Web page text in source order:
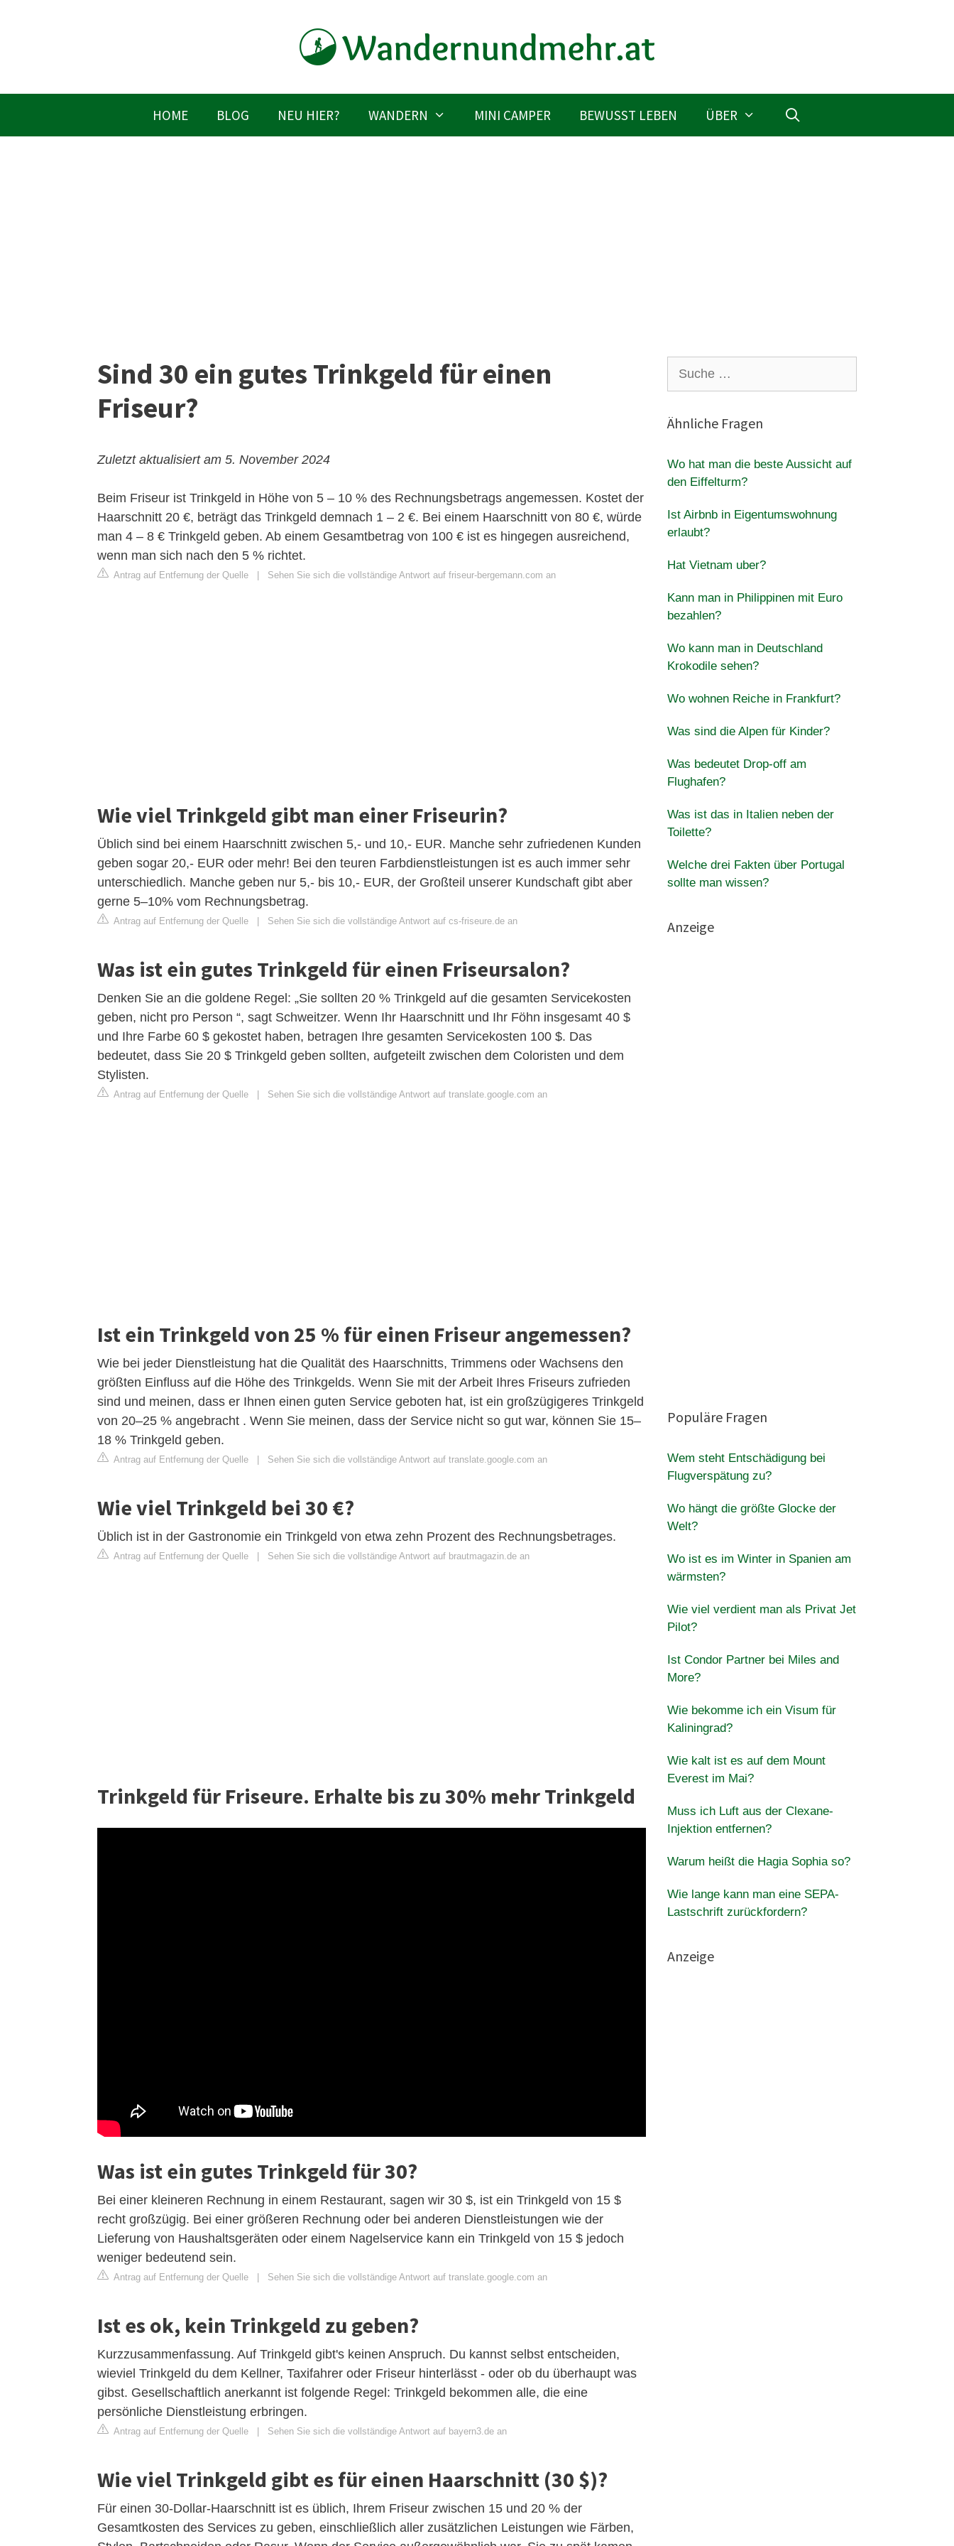
HOME BLOG NEU HIER? WANDERN MINI CAMPER BEWUSST LEBEN ÜBER
Sind 30 ein gutes Trinkgeld für einen
Friseur?
Zuletzt aktualisiert am 5. November 2024
Beim Friseur ist Trinkgeld in Höhe von 5 – 10 % des Rechnungsbetrags angemessen. Kostet der
Haarschnitt 20 €, beträgt das Trinkgeld demnach 1 – 2 €. Bei einem Haarschnitt von 80 €, würde
man 4 – 8 € Trinkgeld geben. Ab einem Gesamtbetrag von 100 € ist es hingegen ausreichend,
wenn man sich nach den 5 % richtet.
Antrag auf Entfernung der Quelle Sehen Sie sich die vollständige Antwort auf friseur-bergemann.com an
Wie viel Trinkgeld gibt man einer Friseurin?
Üblich sind bei einem Haarschnitt zwischen 5,- und 10,- EUR. Manche sehr zufriedenen Kunden
geben sogar 20,- EUR oder mehr! Bei den teuren Farbdienstleistungen ist es auch immer sehr
unterschiedlich. Manche geben nur 5,- bis 10,- EUR, der Großteil unserer Kundschaft gibt aber
gerne 5–10% vom Rechnungsbetrag.
Antrag auf Entfernung der Quelle Sehen Sie sich die vollständige Antwort auf cs-friseure.de an
Was ist ein gutes Trinkgeld für einen Friseursalon?
Denken Sie an die goldene Regel: „Sie sollten 20 % Trinkgeld auf die gesamten Servicekosten
geben, nicht pro Person “, sagt Schweitzer. Wenn Ihr Haarschnitt und Ihr Föhn insgesamt 40 $
und Ihre Farbe 60 $ gekostet haben, betragen Ihre gesamten Servicekosten 100 $. Das
bedeutet, dass Sie 20 $ Trinkgeld geben sollten, aufgeteilt zwischen dem Coloristen und dem
Stylisten.
Antrag auf Entfernung der Quelle Sehen Sie sich die vollständige Antwort auf translate.google.com an
Ist ein Trinkgeld von 25 % für einen Friseur angemessen?
Wie bei jeder Dienstleistung hat die Qualität des Haarschnitts, Trimmens oder Wachsens den
größten Einfluss auf die Höhe des Trinkgelds. Wenn Sie mit der Arbeit Ihres Friseurs zufrieden
sind und meinen, dass er Ihnen einen guten Service geboten hat, ist ein großzügigeres Trinkgeld
von 20–25 % angebracht . Wenn Sie meinen, dass der Service nicht so gut war, können Sie 15–
18 % Trinkgeld geben.
Antrag auf Entfernung der Quelle Sehen Sie sich die vollständige Antwort auf translate.google.com an
Wie viel Trinkgeld bei 30 €?
Üblich ist in der Gastronomie ein Trinkgeld von etwa zehn Prozent des Rechnungsbetrages.
Antrag auf Entfernung der Quelle Sehen Sie sich die vollständige Antwort auf brautmagazin.de an
Trinkgeld für Friseure. Erhalte bis zu 30% mehr Trinkgeld
Was ist ein gutes Trinkgeld für 30?
Bei einer kleineren Rechnung in einem Restaurant, sagen wir 30 $, ist ein Trinkgeld von 15 $
recht großzügig. Bei einer größeren Rechnung oder bei anderen Dienstleistungen wie der
Lieferung von Haushaltsgeräten oder einem Nagelservice kann ein Trinkgeld von 15 $ jedoch
weniger bedeutend sein.
Antrag auf Entfernung der Quelle | Sehen Sie sich die vollständige Antwort auf translate.google.com an
Ist es ok, kein Trinkgeld zu geben?
Kurzzusammenfassung. Auf Trinkgeld gibt's keinen Anspruch. Du kannst selbst entscheiden,
wieviel Trinkgeld du dem Kellner, Taxifahrer oder Friseur hinterlässt - oder ob du überhaupt was
gibst. Gesellschaftlich anerkannt ist folgende Regel: Trinkgeld bekommen alle, die eine
persönliche Dienstleistung erbringen.
Antrag auf Entfernung der Quelle | Sehen Sie sich die vollständige Antwort auf bayern3.de an
Wie viel Trinkgeld gibt es für einen Haarschnitt (30 $)?
Für einen 30-Dollar-Haarschnitt ist es üblich, Ihrem Friseur zwischen 15 und 20 % der
Gesamtkosten des Services zu geben, einschließlich aller zusätzlichen Leistungen wie Färben,
nach:
Ähnliche Fragen
Wo hat man die beste Aussicht auf
den Eiffelturm?
Ist Airbnb in Eigentumswohnung
erlaubt?
Hat Vietnam uber?
Kann man in Philippinen mit Euro
bezahlen?
Wo kann man in Deutschland
Krokodile sehen?
Wo wohnen Reiche in Frankfurt?
Was sind die Alpen für Kinder?
Was bedeutet Drop-off am
Flughafen?
Was ist das in Italien neben der
Toilette?
Welche drei Fakten über Portugal
sollte man wissen?
Anzeige
Populäre Fragen
Wem steht Entschädigung bei
Flugverspätung zu?
Wo hängt die größte Glocke der
Welt?
Wo ist es im Winter in Spanien am
wärmsten?
Wie viel verdient man als Privat Jet
Pilot?
Ist Condor Partner bei Miles and
More?
Wie bekomme ich ein Visum für
Kaliningrad?
Wie kalt ist es auf dem Mount
Everest im Mai?
Muss ich Luft aus der Clexane-
Injektion entfernen?
Warum heißt die Hagia Sophia so?
Wie lange kann man eine SEPA-
Lastschrift zurückfordern?
Anzeige